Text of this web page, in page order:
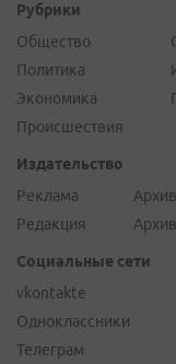
Рубрики
Общество
Политика
Экономика
Происшествия
Издательство
Реклама
Редакция
Социальные сети
vkontakte
Одноклассники
Телеграм